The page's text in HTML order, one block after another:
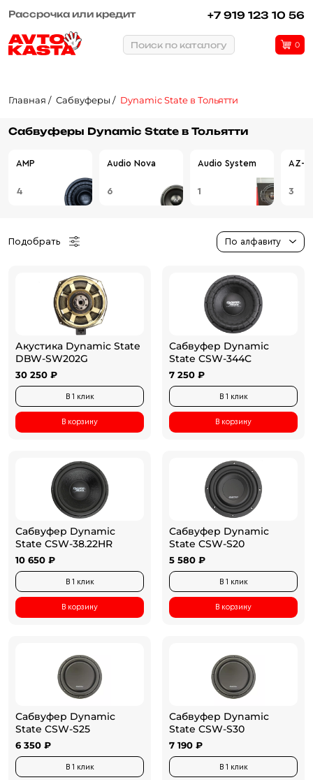
Рассрочка или кредит +7 919 123 10 56
Поиск по каталогу 0
Главная Сабвуферы Dynamic State в Тольятти
Сабвуферы Dynamic State в Тольятти
AMP
4
Audio Nova
6
Audio System
1
AZ-13
3
Подобрать По алфавиту
Акустика Dynamic State
DBW-SW202G
30 250 ₽
В 1 клик
В корзину
Сабвуфер Dynamic
State CSW-344C
7 250 ₽
В 1 клик
В корзину
Сабвуфер Dynamic
State CSW-38.22HR
10 650 ₽
В 1 клик
В корзину
Сабвуфер Dynamic
State CSW-S20
5 580 ₽
В 1 клик
В корзину
Сабвуфер Dynamic
State CSW-S25
6 350 ₽
В 1 клик
Сабвуфер Dynamic
State CSW-S30
7 190 ₽
В 1 клик